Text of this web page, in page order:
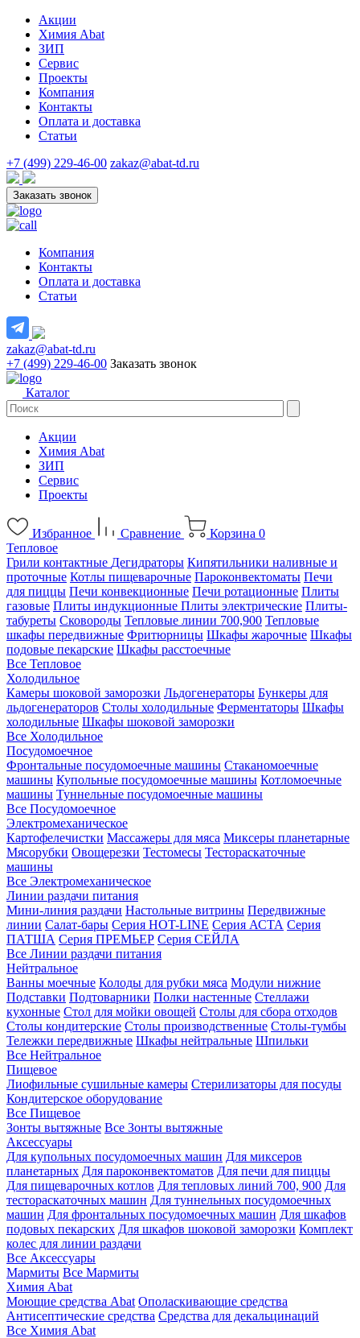
Акции
Химия Abat
ЗИП
Сервис
Проекты
Компания
Контакты
Оплата и доставка
Статьи
+7 (499) 229-46-00 zakaz@abat-td.ru
Заказать звонок
Компания
Контакты
Оплата и доставка
Статьи
zakaz@abat-td.ru
+7 (499) 229-46-00 Заказать звонок
Каталог
Акции
Химия Abat
ЗИП
Сервис
Проекты
Избранное Сравнение Корзина 0
Тепловое
Грили контактные Дегидраторы Кипятильники наливные и
проточные Котлы пищеварочные Пароконвектоматы Печи
для пиццы Печи конвекционные Печи ротационные Плиты
газовые Плиты индукционные Плиты электрические Плиты-
табуреты Сковороды Тепловые линии 700,900 Тепловые
шкафы передвижные Фритюрницы Шкафы жарочные Шкафы
подовые пекарские Шкафы расстоечные
Все Тепловое
Холодильное
Камеры шоковой заморозки Льдогенераторы Бункеры для
льдогенераторов Столы холодильные Ферментаторы Шкафы
холодильные Шкафы шоковой заморозки
Все Холодильное
Посудомоечное
Фронтальные посудомоечные машины Стаканомоечные
машины Купольные посудомоечные машины Котломоечные
машины Туннельные посудомоечные машины
Все Посудомоечное
Электромеханическое
Картофелечистки Массажеры для мяса Миксеры планетарные
Мясорубки Овощерезки Тестомесы Тестораскаточные
машины
Все Электромеханическое
Линии раздачи питания
Мини-линия раздачи Настольные витрины Передвижные
линии Салат-бары Серия HOT-LINE Серия АСТА Серия
ПАТША Серия ПРЕМЬЕР Серия СЕЙЛА
Все Линии раздачи питания
Нейтральное
Ванны моечные Колоды для рубки мяса Модули нижние
Подставки Подтоварники Полки настенные Стеллажи
кухонные Стол для мойки овощей Столы для сбора отходов
Столы кондитерские Столы производственные Столы-тумбы
Тележки передвижные Шкафы нейтральные Шпильки
Все Нейтральное
Пищевое
Лиофильные сушильные камеры Стерилизаторы для посуды
Кондитерское оборудование
Все Пищевое
Зонты вытяжные Все Зонты вытяжные
Аксессуары
Для купольных посудомоечных машин Для миксеров
планетарных Для пароконвектоматов Для печи для пиццы
Для пищеварочных котлов Для тепловых линий 700, 900 Для
тестораскаточных машин Для туннельных посудомоечных
машин Для фронтальных посудомоечных машин Для шкафов
подовых пекарских Для шкафов шоковой заморозки Комплект
колес для линии раздачи
Все Аксессуары
Мармиты Все Мармиты
Химия Abat
Моющие средства Abat Ополаскивающие средства
Антисептические средства Средства для декальцинаций
Все Химия Abat